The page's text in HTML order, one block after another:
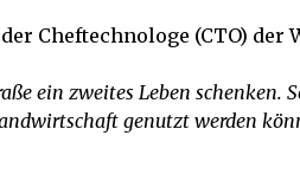
Cheftechnologe (CTO) der
ein zweites Leben schenken.
genutzt werden